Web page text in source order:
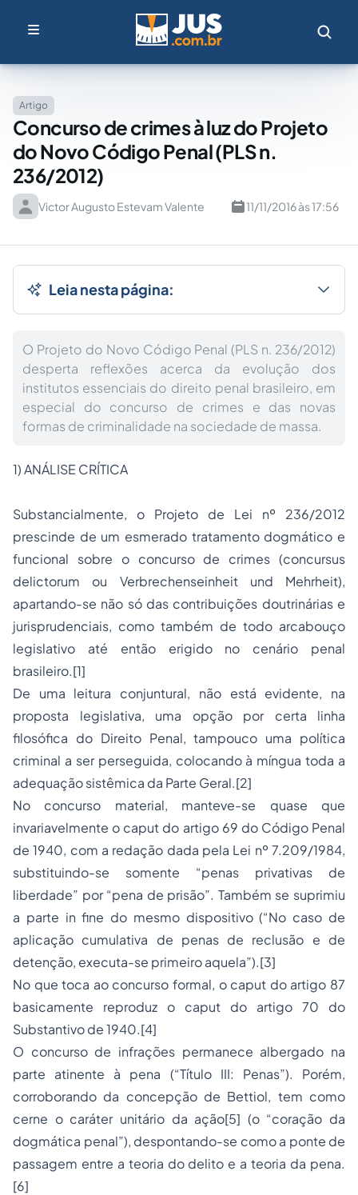
Artigo
Concurso de crimes à luz do Projeto
do Novo Código Penal (PLS n.
236/2012)
Victor Augusto Estevam Valente 11/11/2016 às 17:56
Leia nesta página:
O Projeto do Novo Código Penal (PLS n. 236/2012)
desperta reflexões acerca da evolução dos
institutos essenciais do direito penal brasileiro, em
especial do concurso de crimes e das novas
formas de criminalidade na sociedade de massa.
1) ANÁLISE CRÍTICA
Substancialmente, o Projeto de Lei nº 236/2012
prescinde de um esmerado tratamento dogmático e
funcional sobre o concurso de crimes (concursus
delictorum ou Verbrechenseinheit und Mehrheit),
apartando-se não só das contribuições doutrinárias e
jurisprudenciais, como também de todo arcabouço
legislativo até então erigido no cenário penal
brasileiro.[1]
De uma leitura conjuntural, não está evidente, na
proposta legislativa, uma opção por certa linha
filosófica do Direito Penal, tampouco uma política
criminal a ser perseguida, colocando à míngua toda a
adequação sistêmica da Parte Geral.[2]
No concurso material, manteve-se quase que
invariavelmente o caput do artigo 69 do Código Penal
de 1940, com a redação dada pela Lei nº 7.209/1984,
substituindo-se somente “penas privativas de
liberdade” por “pena de prisão”. Também se suprimiu
a parte in fine do mesmo dispositivo (“No caso de
aplicação cumulativa de penas de reclusão e de
detenção, executa-se primeiro aquela”).[3]
No que toca ao concurso formal, o caput do artigo 87
basicamente reproduz o caput do artigo 70 do
Substantivo de 1940.[4]
O concurso de infrações permanece albergado na
parte atinente à pena (“Título III: Penas”). Porém,
corroborando da concepção de Bettiol, tem como
cerne o caráter unitário da ação[5] (o “coração da
dogmática penal”), despontando-se como a ponte de
passagem entre a teoria do delito e a teoria da pena.
[6]